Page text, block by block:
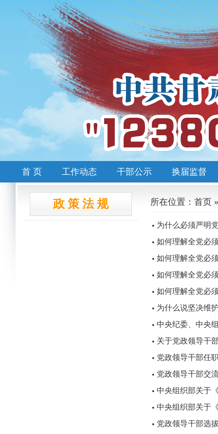
首 页 工作动态 干部公示 换届监督
政 策 法 规 所在位置：首页
• 为什么必须严明
• 如何理解全党必
• 如何理解全党必
• 如何理解全党必
• 如何理解全党必
• 为什么说坚决维
• 中央纪委、中央
• 关于党政领导干
• 党政领导干部任
• 党政领导干部交
• 中央组织部关于
• 中央组织部关于
• 党政领导干部选